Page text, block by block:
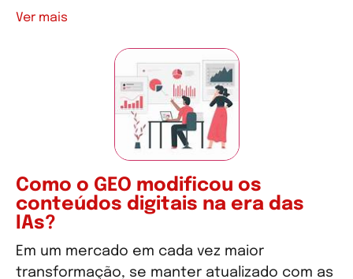
Ver mais
Como o GEO modificou os
conteúdos digitais na era das
IAs?
Em um mercado em cada vez maior
transformação, se manter atualizado com as